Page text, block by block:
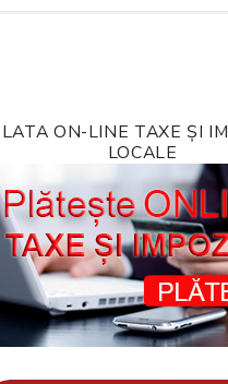
ON-LINE TAXE ȘI
LOCALE